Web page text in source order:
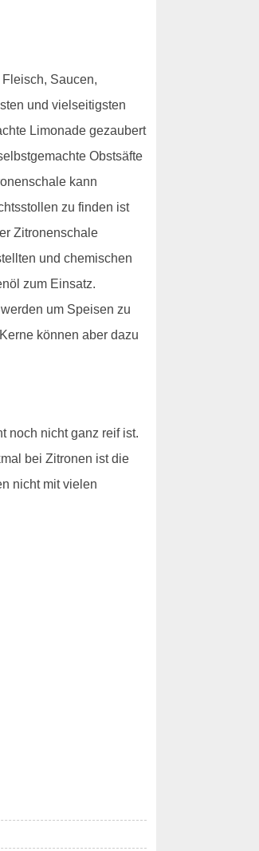
Saucen,
und vielseitigsten
Limonade gezaubert
Obstsäfte
kann
zu finden ist
Zitronenschale
und chemischen
zum Einsatz.
um Speisen zu
können aber dazu
noch nicht ganz reif ist.
bei Zitronen ist die
nicht mit vielen